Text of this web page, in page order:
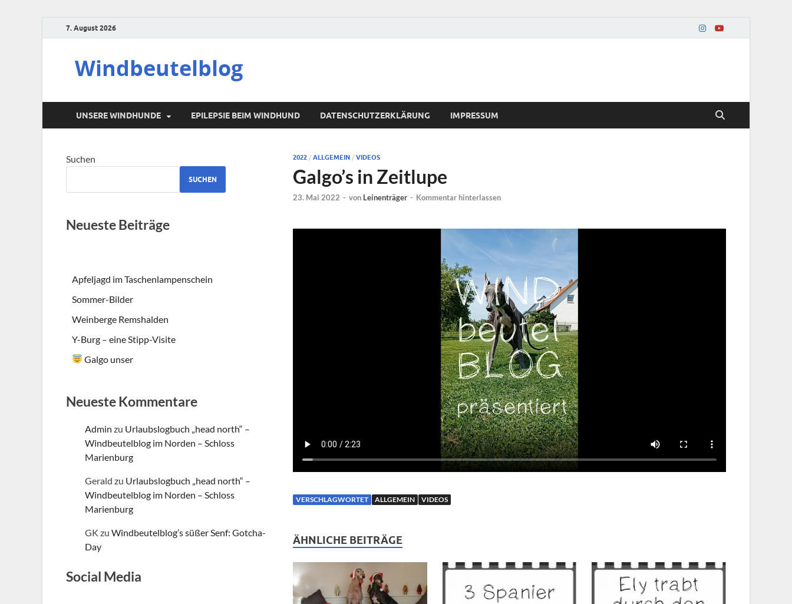
7. August 2026
Windbeutelblog
UNSERE WINDHUNDE EPILEPSIE BEIM WINDHUND DATENSCHUTZERKLÄRUNG IMPRESSUM
2022 / ALLGEMEIN / VIDEOS
Galgo’s in Zeitlupe
23. Mai 2022 - von Leinenträger - Kommentar hinterlassen
VERSCHLAGWORTET ALLGEMEIN VIDEOS
ÄHNLICHE BEITRÄGE
Suchen
SUCHEN
Neueste Beiträge
Apfeljagd im Taschenlampenschein
Sommer-Bilder
Weinberge Remshalden
Y-Burg – eine Stipp-Visite
Galgo unser
Neueste Kommentare
Admin zu Urlaubslogbuch „head north“ –
Windbeutelblog im Norden – Schloss
Marienburg
Gerald zu Urlaubslogbuch „head north“ –
Windbeutelblog im Norden – Schloss
Marienburg
GK zu Windbeutelblog’s süßer Senf: Gotcha-
Day
Social Media